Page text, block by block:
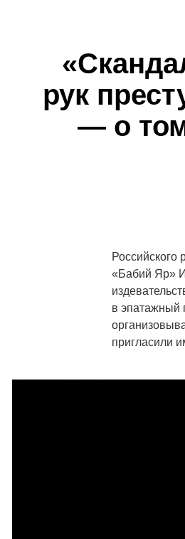
рук
— о
Российского
«Бабий Яр»
в эпатажный
пригласили